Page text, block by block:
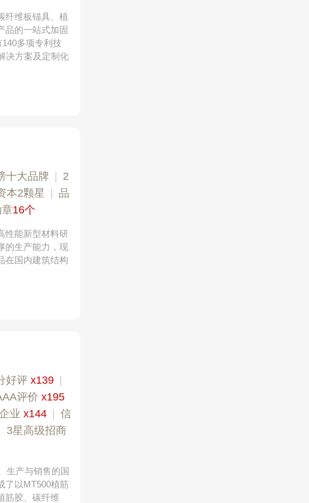
纤维板锚具、植
品的一站式加固
多项专利技
决方案及定制化
十大品牌
2
本2颗星
品
16个
性能新型材料研
的生产能力，现
在国内建筑结构
好评 x139
评价 x195
业 x144
信
3星高级招商
生产与销售的国
了以MT500植筋
筋胶、碳纤维